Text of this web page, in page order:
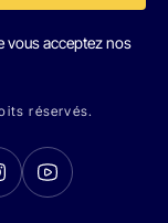
vous acceptez nos
réservés.